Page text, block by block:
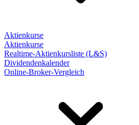
Aktienkurse
Aktienkurse
Realtime-Aktienkursliste (L&S)
Dividendenkalender
Online-Broker-Vergleich